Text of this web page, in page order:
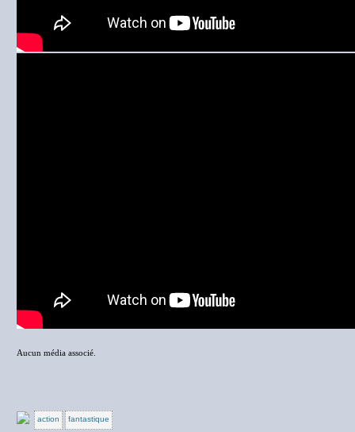
Aucun média associé.
action fantastique